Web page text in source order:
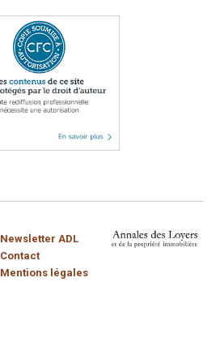
Newsletter ADL
Contact
Mentions légales